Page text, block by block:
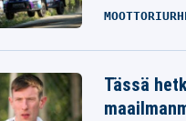
Tässä